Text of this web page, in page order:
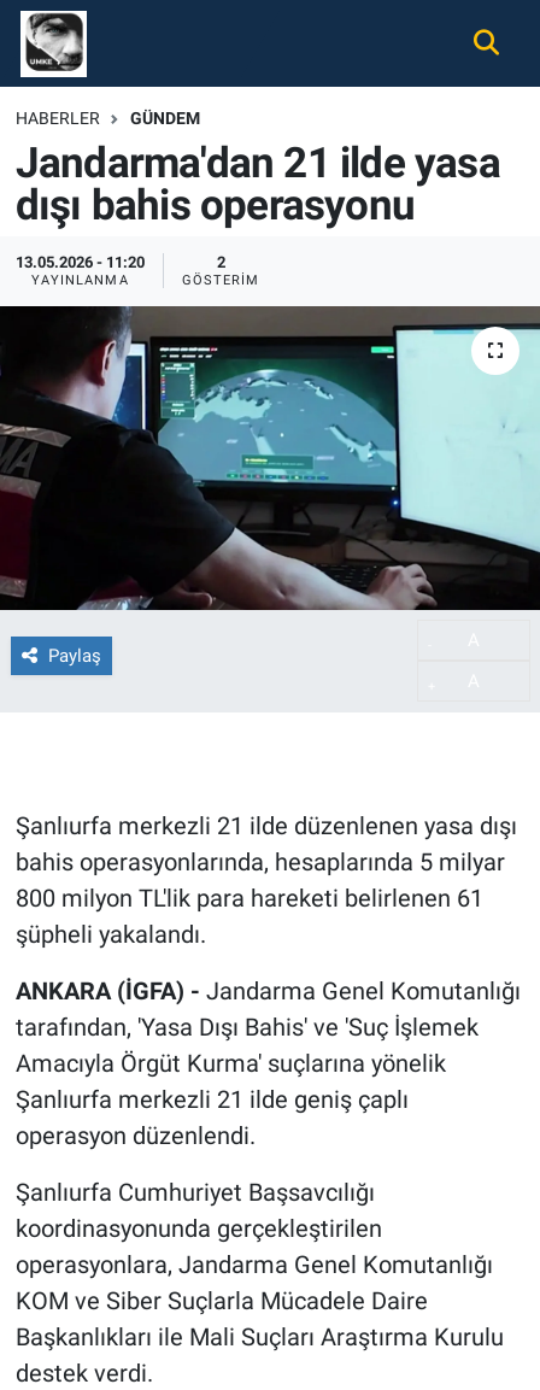
HABERLER GÜNDEM
Jandarma'dan 21 ilde yasa
dışı bahis operasyonu
13.05.2026 - 11:20
YAYINLANMA
2
GÖSTERIM
Paylaş
Şanlıurfa merkezli 21 ilde düzenlenen yasa dışı
bahis operasyonlarında, hesaplarında 5 milyar
800 milyon TL'lik para hareketi belirlenen 61
şüpheli yakalandı.
ANKARA (İGFA) - Jandarma Genel Komutanlığı
tarafından, 'Yasa Dışı Bahis' ve 'Suç İşlemek
Amacıyla Örgüt Kurma' suçlarına yönelik
Şanlıurfa merkezli 21 ilde geniş çaplı
operasyon düzenlendi.
Şanlıurfa Cumhuriyet Başsavcılığı
koordinasyonunda gerçekleştirilen
operasyonlara, Jandarma Genel Komutanlığı
KOM ve Siber Suçlarla Mücadele Daire
Başkanlıkları ile Mali Suçları Araştırma Kurulu
destek verdi.
Gündem
Ekonomi
Spor
Magazin
Tüm Haberler
İletişim
Nöbetçi Eczaneler
Hava Durumu
Namaz Vakitleri
Trafik Durumu
Süper Lig Puan Durumu ve Fikstür
Tüm Manşetler
Son Dakika Haberleri